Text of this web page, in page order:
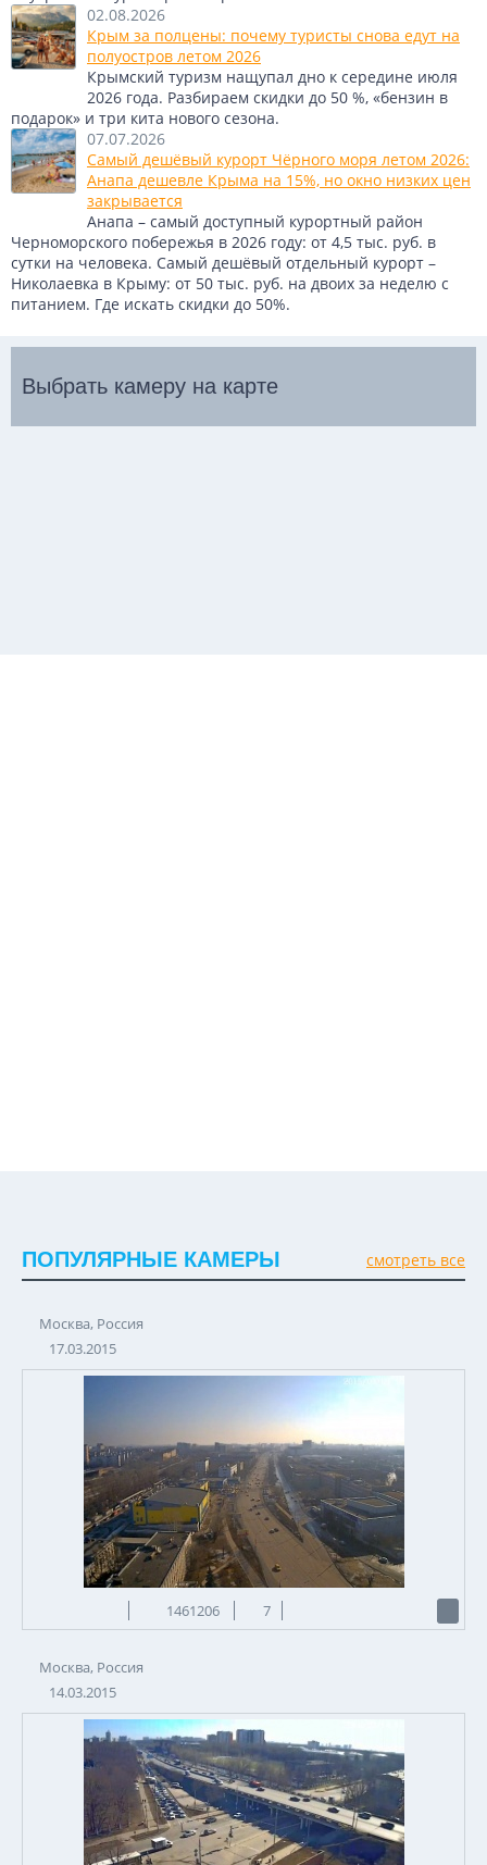
02.08.2026
Крым за полцены: почему туристы снова едут на
полуостров летом 2026
Крымский туризм нащупал дно к середине июля
2026 года. Разбираем скидки до 50 %, «бензин в
подарок» и три кита нового сезона.
07.07.2026
Самый дешёвый курорт Чёрного моря летом 2026:
Анапа дешевле Крыма на 15%, но окно низких цен
закрывается
Анапа – самый доступный курортный район
Черноморского побережья в 2026 году: от 4,5 тыс. руб. в
сутки на человека. Самый дешёвый отдельный курорт –
Николаевка в Крыму: от 50 тыс. руб. на двоих за неделю с
питанием. Где искать скидки до 50%.
Выбрать камеру на карте
ПОПУЛЯРНЫЕ КАМЕРЫ смотреть все
Москва, Россия
17.03.2015
1461206 7
Москва, Россия
14.03.2015